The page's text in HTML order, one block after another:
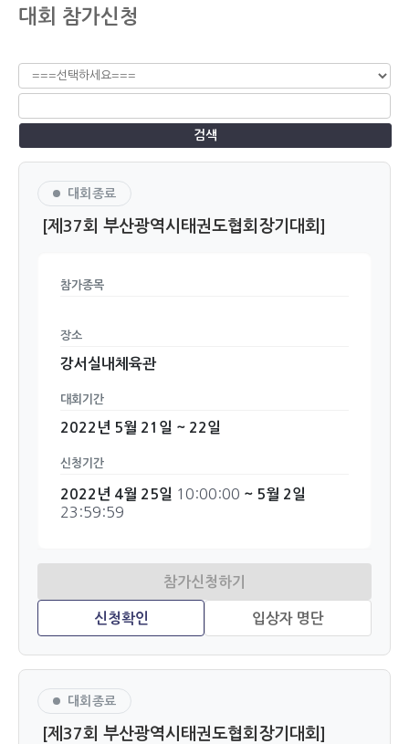
대회 참가신청
검색
대회종료
[제37회 부산광역시태권도협회장기대회]
참가종목
장소
강서실내체육관
대회기간
2022년 5월 21일 ~ 22일
신청기간
2022년 4월 25일 10:00:00 ~ 5월 2일
23:59:59
대회종료
[제37회 부산광역시태권도협회장기대회]